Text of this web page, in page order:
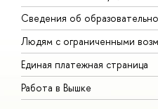
Сведения об
Людям с ограниченными
Единая платежная страница
Работа в Вышке